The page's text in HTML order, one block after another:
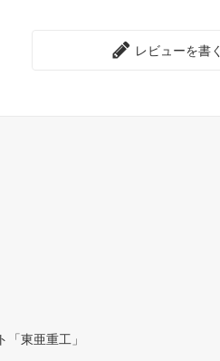
レビューを書く
東亜重工」